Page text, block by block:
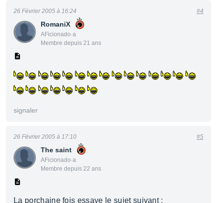
RomaniX
AFicionado·a
Membre depuis 21 ans
26 Février 2005 à 16:24 #4
signaler
The saint
AFicionado·a
Membre depuis 22 ans
26 Février 2005 à 17:10 #5
La porchaine fois essaye le sujet suivant :